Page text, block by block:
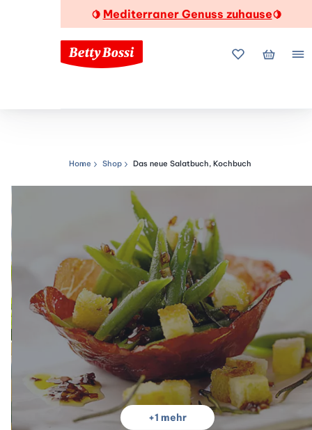
🍋 Mediterraner Genuss zuhause🍋
MeineMein
Navigationspfad
Home Shop Das neue Salatbuch, Kochbuch
+1 mehr